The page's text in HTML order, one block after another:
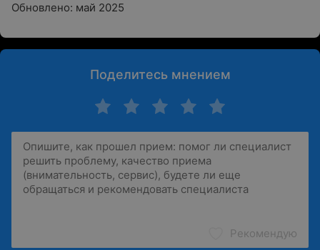
Обновлено: май 2025
Поделитесь мнением
Рекомендую